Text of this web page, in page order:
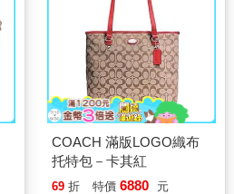
COACH 滿版LOGO織布
托特包－卡其紅
69 折 特價 6880 元